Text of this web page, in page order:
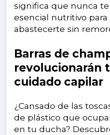
significa que nunca
esencial nutritivo para
abastecerte sin
Barras de
revolucionarán
cuidado capilar
¿Cansado de las
de plástico que
en tu ducha?